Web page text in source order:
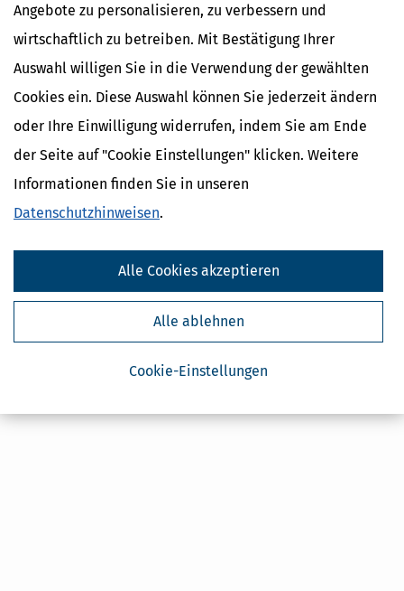
Angebote zu personalisieren, zu verbessern und
wirtschaftlich zu betreiben. Mit Bestätigung Ihrer
Auswahl willigen Sie in die Verwendung der gewählten
Cookies ein. Diese Auswahl können Sie jederzeit ändern
oder Ihre Einwilligung widerrufen, indem Sie am Ende
der Seite auf "Cookie Einstellungen" klicken. Weitere
Informationen finden Sie in unseren
Datenschutzhinweisen.
Cookie-Einstellungen
Alle ablehnen
Alle Cookies akzeptieren
Kostenlose Steuertipps & News
Steuertipps
Steuertipps Selbstständige
Geldtipps
Ja, ich möchte die kostenlosen Newsletter
von Steuertipps abonnieren. Die
Datenschutzhinweisehabe ich gelesen.
Abbestellung des Newsletters widerrufen.